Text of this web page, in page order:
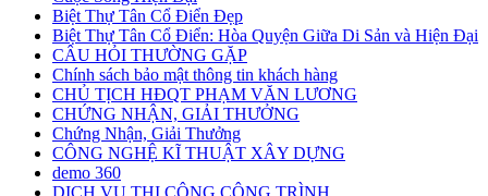
Biệt Thự Tân Cổ Điển Đẹp
Biệt Thự Tân Cổ Điển: Hòa Quyện Giữa Di Sản và Hiện Đại
CÂU HỎI THƯỜNG GẶP
Chính sách bảo mật thông tin khách hàng
CHỦ TỊCH HĐQT PHẠM VĂN LƯƠNG
CHỨNG NHẬN, GIẢI THƯỞNG
Chứng Nhận, Giải Thưởng
CÔNG NGHỆ KĨ THUẬT XÂY DỰNG
demo 360
DỊCH VỤ THI CÔNG CÔNG TRÌNH